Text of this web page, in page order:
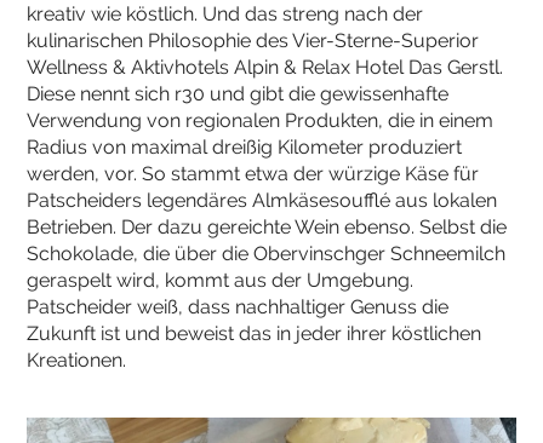
kreativ wie köstlich. Und das streng nach der
kulinarischen Philosophie des Vier-Sterne-Superior
Wellness & Aktivhotels Alpin & Relax Hotel Das Gerstl.
Diese nennt sich r30 und gibt die gewissenhafte
Verwendung von regionalen Produkten, die in einem
Radius von maximal dreißig Kilometer produziert
werden, vor. So stammt etwa der würzige Käse für
Patscheiders legendäres Almkäsesoufflé aus lokalen
Betrieben. Der dazu gereichte Wein ebenso. Selbst die
Schokolade, die über die Obervinschger Schneemilch
geraspelt wird, kommt aus der Umgebung.
Patscheider weiß, dass nachhaltiger Genuss die
Zukunft ist und beweist das in jeder ihrer köstlichen
Kreationen.